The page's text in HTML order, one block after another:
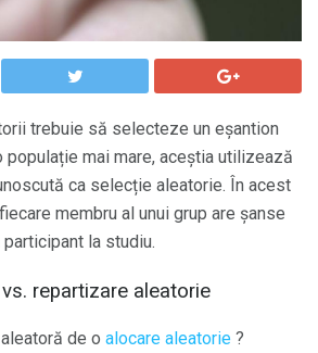
trebuie să selecteze un eșantion
mai mare, aceștia utilizează
ca selecție aleatorie. În acest
membru al unui grup are șanse
la studiu.
repartizare aleatorie
de o alocare aleatorie ?